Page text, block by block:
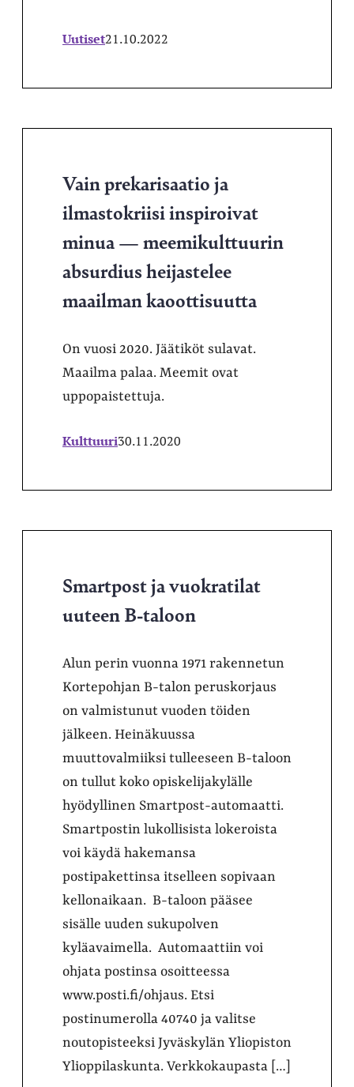
Uutiset21.10.2022
Vain prekarisaatio ja
ilmastokriisi inspiroivat
minua — meemikulttuurin
absurdius heijastelee
maailman kaoottisuutta
On vuosi 2020. Jäätiköt sulavat.
Maailma palaa. Meemit ovat
uppopaistettuja.
Kulttuuri30.11.2020
Smartpost ja vuokratilat
uuteen B-taloon
Alun perin vuonna 1971 rakennetun
Kortepohjan B-talon peruskorjaus
on valmistunut vuoden töiden
jälkeen. Heinäkuussa
muuttovalmiiksi tulleeseen B-taloon
on tullut koko opiskelijakylälle
hyödyllinen Smartpost-automaatti.
Smartpostin lukollisista lokeroista
voi käydä hakemansa
postipakettinsa itselleen sopivaan
kellonaikaan. B-taloon pääsee
sisälle uuden sukupolven
kyläavaimella. Automaattiin voi
ohjata postinsa osoitteessa
www.posti.fi/ohjaus. Etsi
postinumerolla 40740 ja valitse
noutopisteeksi Jyväskylän Yliopiston
Ylioppilaskunta. Verkkokaupasta […]